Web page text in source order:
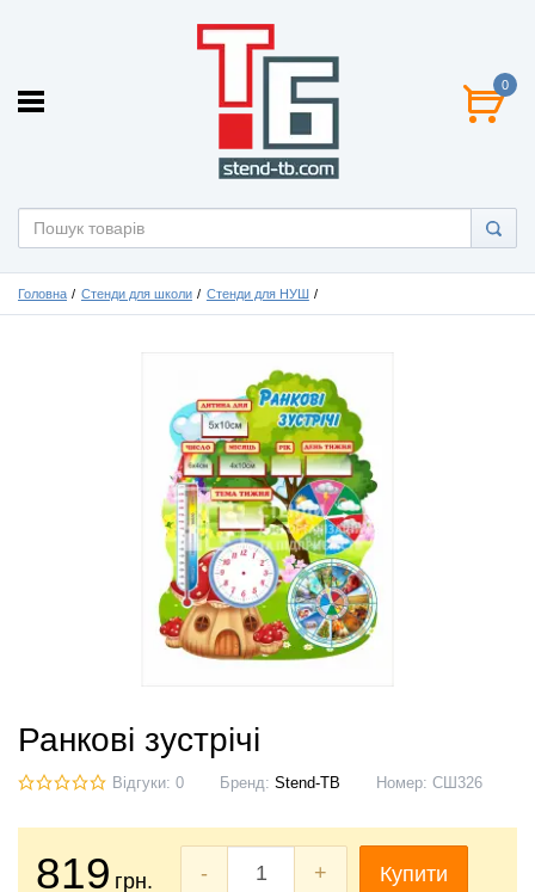
0
Головна Стенди для школи Стенди для НУШ
Ранкові зустрічі
Відгуки: 0 Бренд: Stend-TB Номер: СШ326
819 грн. - + Купити